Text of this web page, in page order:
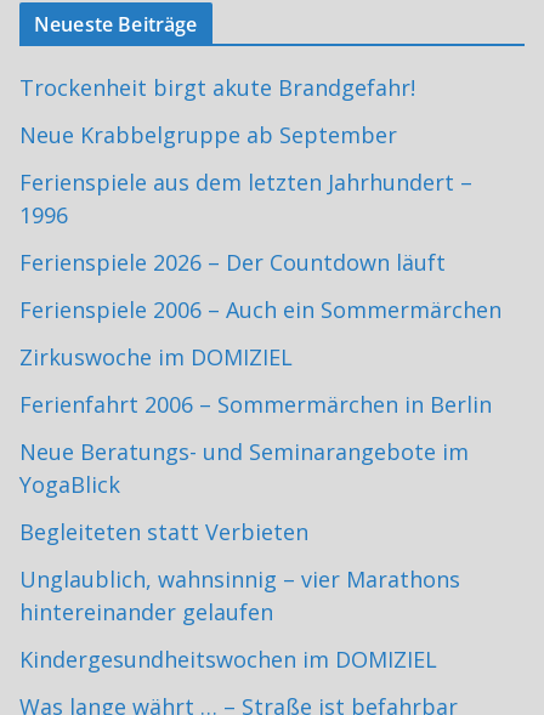
Neueste Beiträge
Trockenheit birgt akute Brandgefahr!
Neue Krabbelgruppe ab September
Ferienspiele aus dem letzten Jahrhundert –
1996
Ferienspiele 2026 – Der Countdown läuft
Ferienspiele 2006 – Auch ein Sommermärchen
Zirkuswoche im DOMIZIEL
Ferienfahrt 2006 – Sommermärchen in Berlin
Neue Beratungs- und Seminarangebote im
YogaBlick
Begleiteten statt Verbieten
Unglaublich, wahnsinnig – vier Marathons
hintereinander gelaufen
Kindergesundheitswochen im DOMIZIEL
Was lange währt … – Straße ist befahrbar